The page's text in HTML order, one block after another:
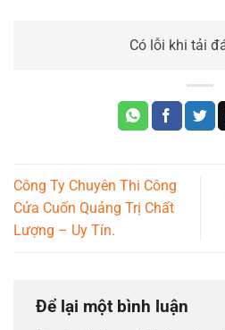
Có lỗi khi tải
Công Ty Chuyên Thi Công
Cửa Cuốn Quảng Trị Chất
Lượng – Uy Tín.
Để lại một bình luận